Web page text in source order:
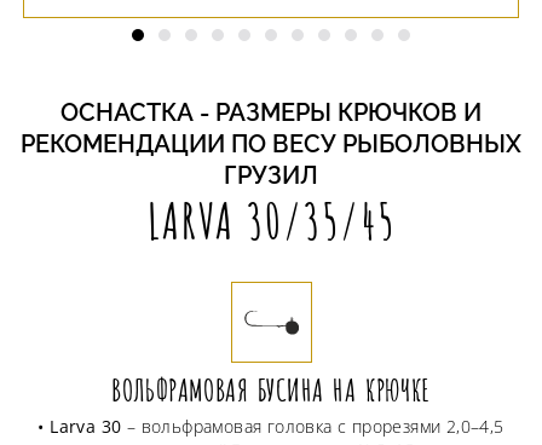
ОСНАСТКА - РАЗМЕРЫ КРЮЧКОВ И
РЕКОМЕНДАЦИИ ПО ВЕСУ РЫБОЛОВНЫХ
ГРУЗИЛ
LARVA 30/35/45
ВОЛЬФРАМОВАЯ БУСИНА НА КРЮЧКЕ
• Larva 30 – вольфрамовая головка с прорезями 2,0–4,5